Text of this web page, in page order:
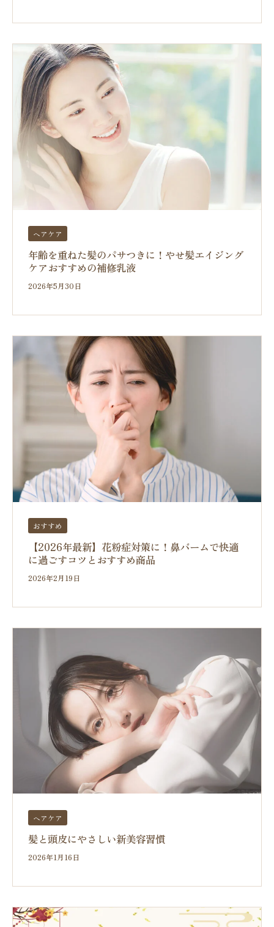
ヘアケア
年齢を重ねた髪のパサつきに！やせ髪エイジング
ケアおすすめの補修乳液
2026年5月30日
おすすめ
【2026年最新】花粉症対策に！鼻バームで快適
に過ごすコツとおすすめ商品
2026年2月19日
ヘアケア
髪と頭皮にやさしい新美容習慣
2026年1月16日